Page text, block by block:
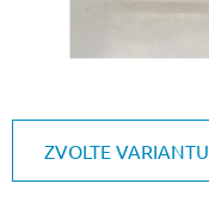
ZVOLTE VARIANTU